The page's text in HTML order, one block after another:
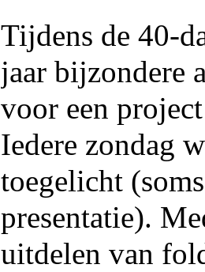
Tijdens de 40-
jaar bijzondere
voor een
Iedere zondag
toegelicht
presentatie).
uitdelen van